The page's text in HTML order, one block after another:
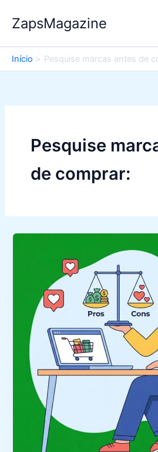
para
conteúdo
ZapsMagazine
Início Pesquise marcas antes de
Pesquise
de comprar: